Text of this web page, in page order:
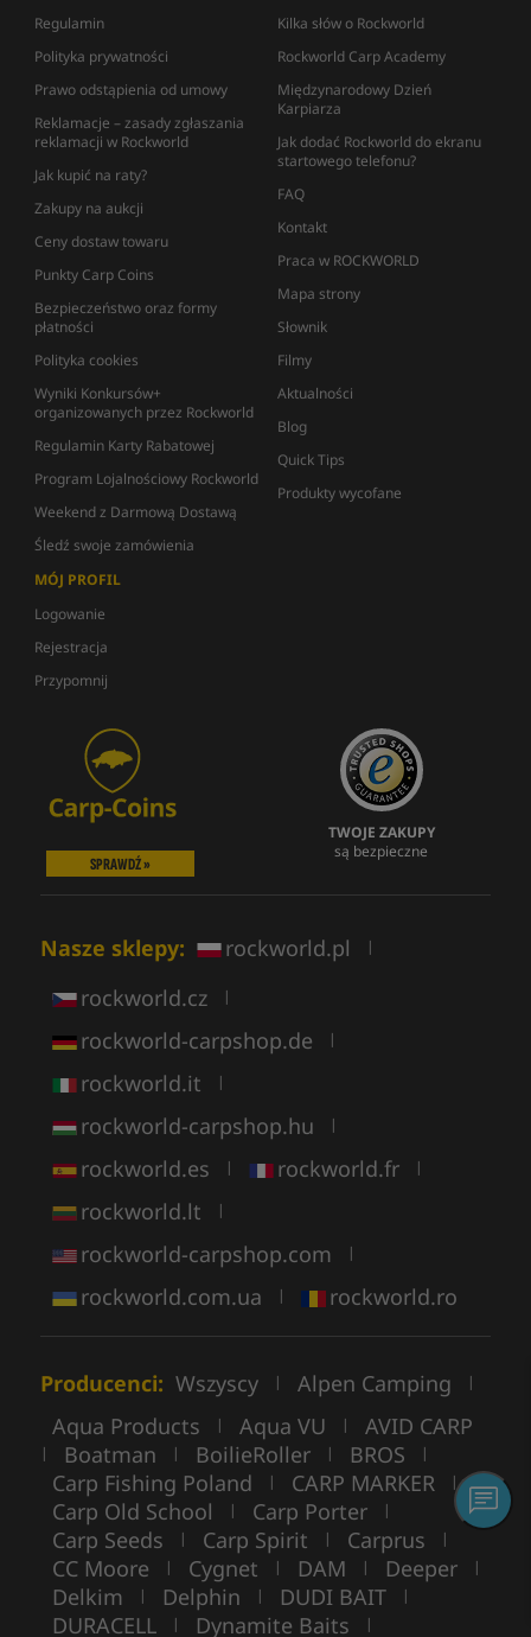
Regulamin
Polityka prywatności
Prawo odstąpienia od umowy
Reklamacje – zasady zgłaszania
reklamacji w Rockworld
Jak kupić na raty?
Zakupy na aukcji
Ceny dostaw towaru
Punkty Carp Coins
Bezpieczeństwo oraz formy
płatności
Polityka cookies
Wyniki Konkursów+
organizowanych przez Rockworld
Regulamin Karty Rabatowej
Program Lojalnościowy Rockworld
Weekend z Darmową Dostawą
Śledź swoje zamówienia
Kilka słów o Rockworld
Rockworld Carp Academy
Międzynarodowy Dzień
Karpiarza
Jak dodać Rockworld do ekranu
startowego telefonu?
FAQ
Kontakt
Praca w ROCKWORLD
Mapa strony
Słownik
Filmy
Aktualności
Blog
Quick Tips
Produkty wycofane
MÓJ PROFIL
Logowanie
Rejestracja
Przypomnij
SPRAWDŹ »
TWOJE ZAKUPY
są bezpieczne
Nasze sklepy: rockworld.pl |
rockworld.cz |
rockworld-carpshop.de |
rockworld.it |
rockworld-carpshop.hu |
rockworld.es | rockworld.fr |
rockworld.lt |
rockworld-carpshop.com |
rockworld.com.ua | rockworld.ro
Producenci: Wszyscy | Alpen Camping |
Aqua Products | Aqua VU | AVID CARP
| Boatman | BoilieRoller | BROS |
Carp Fishing Poland | CARP MARKER |
Carp Old School | Carp Porter |
Carp Seeds | Carp Spirit | Carprus |
CC Moore | Cygnet | DAM | Deeper |
Delkim | Delphin | DUDI BAIT |
DURACELL | Dynamite Baits |